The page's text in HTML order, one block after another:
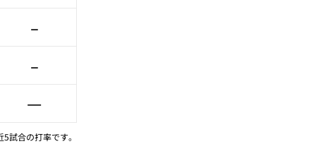
–
–
—
試合の打率です。